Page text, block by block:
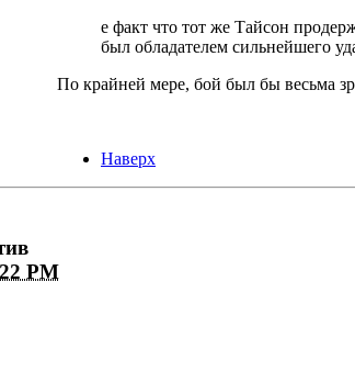
е факт что тот же Тайсон
был обладателем сильнейшего
По крайней мере, бой был бы весьма
Наверх
PM